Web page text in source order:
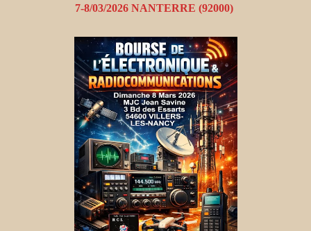
7-8/03/2026 NANTERRE (92000)